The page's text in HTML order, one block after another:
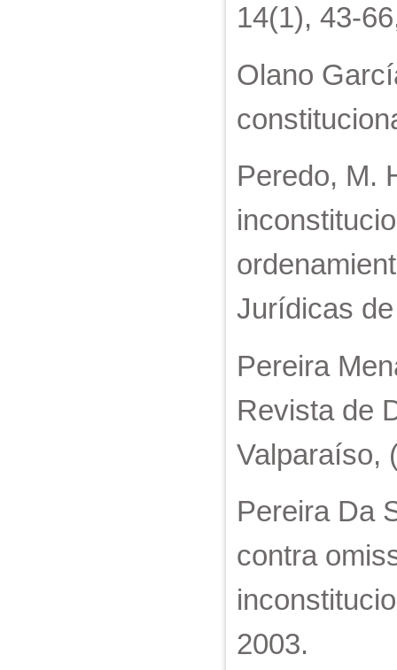
14(1), 43-
Olano
Peredo, M.
Jurídicas
Pereira
Revista de
Valparaíso,
Pereira Da
contra
2003.